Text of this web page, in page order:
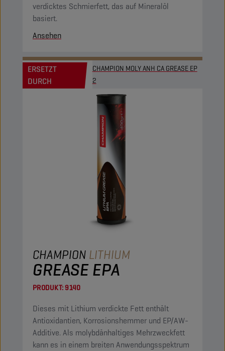
verdicktes Schmierfett, das auf Mineralöl
basiert.
Ansehen
ERSETZT
DURCH
CHAMPION MOLY ANH CA GREASE EP
2
CHAMPION LITHIUM
GREASE EPA
PRODUKT:9140
Dieses mit Lithium verdickte Fett enthält
Antioxidantien, Korrosionshemmer und EP/AW-
Additive. Als molybdänhaltiges Mehrzweckfett
kann es in einem breiten Anwendungsspektrum